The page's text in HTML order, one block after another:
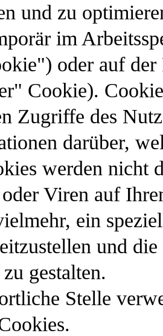
und zu
im
oder auf
Cookie).
Zugriffe des
darüber,
werden nicht
Viren auf
ein
und
gestalten.
Stelle